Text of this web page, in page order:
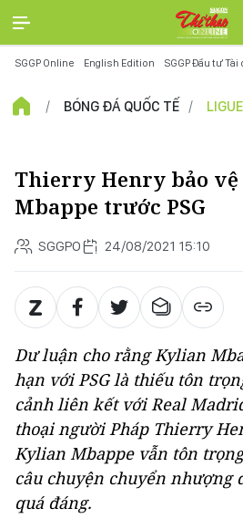
SGGP Online English Edition SGGP Đầu tư Tài
BÓNG ĐÁ QUỐC TẾ
Thierry Henry bảo
Mbappe trước PSG
SGGPO 24/08/2021 15:10
Dư luận cho rằng Kylian
hạn với PSG là thiếu tôn
cảnh liên kết với Real
thoại người Pháp Thierry
Kylian Mbappe vẫn tôn
câu chuyện chuyển nhượng
quá đáng.